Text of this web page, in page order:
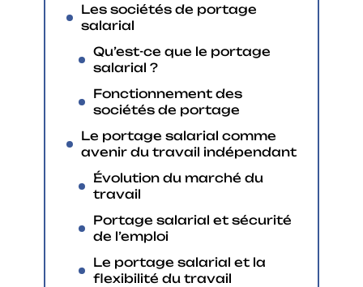
Les sociétés de portage
salarial
Qu’est-ce que le portage
salarial ?
Fonctionnement des
sociétés de portage
Le portage salarial comme
avenir du travail indépendant
Évolution du marché du
travail
Portage salarial et sécurité
de l’emploi
Le portage salarial et la
flexibilité du travail